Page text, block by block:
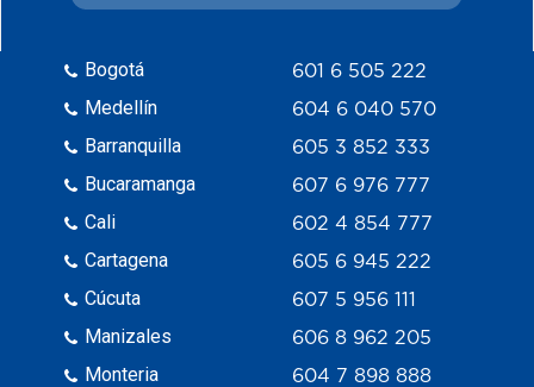
Bogotá
Medellín
Barranquilla
Bucaramanga
Cali
Cartagena
Cúcuta
Manizales
Monteria
601 6 505 222
604 6 040 570
605 3 852 333
607 6 976 777
602 4 854 777
605 6 945 222
607 5 956 111
606 8 962 205
604 7 898 888